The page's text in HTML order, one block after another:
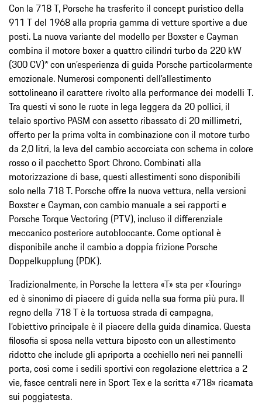
Con la 718 T, Porsche ha trasferito il concept puristico della
911 T del 1968 alla propria gamma di vetture sportive a due
posti. La nuova variante del modello per Boxster e Cayman
combina il motore boxer a quattro cilindri turbo da 220 kW
(300 CV)* con un’esperienza di guida Porsche particolarmente
emozionale. Numerosi componenti dell’allestimento
sottolineano il carattere rivolto alla performance dei modelli T.
Tra questi vi sono le ruote in lega leggera da 20 pollici, il
telaio sportivo PASM con assetto ribassato di 20 millimetri,
offerto per la prima volta in combinazione con il motore turbo
da 2,0 litri, la leva del cambio accorciata con schema in colore
rosso o il pacchetto Sport Chrono. Combinati alla
motorizzazione di base, questi allestimenti sono disponibili
solo nella 718 T. Porsche offre la nuova vettura, nella versioni
Boxster e Cayman, con cambio manuale a sei rapporti e
Porsche Torque Vectoring (PTV), incluso il differenziale
meccanico posteriore autobloccante. Come optional è
disponibile anche il cambio a doppia frizione Porsche
Doppelkupplung (PDK).
Tradizionalmente, in Porsche la lettera «T» sta per «Touring»
ed è sinonimo di piacere di guida nella sua forma più pura. Il
regno della 718 T è la tortuosa strada di campagna,
l’obiettivo principale è il piacere della guida dinamica. Questa
filosofia si sposa nella vettura biposto con un allestimento
ridotto che include gli apriporta a occhiello neri nei pannelli
porta, così come i sedili sportivi con regolazione elettrica a 2
vie, fasce centrali nere in Sport Tex e la scritta «718» ricamata
sui poggiatesta.